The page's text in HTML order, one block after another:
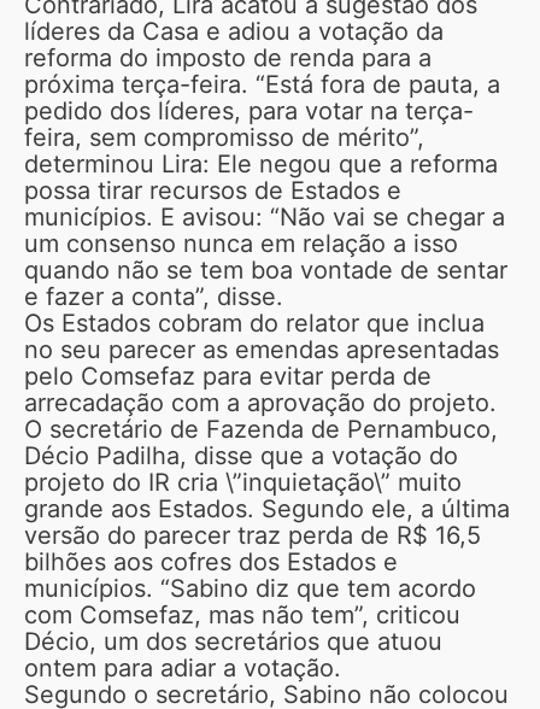
líderes da Casa e adiou a votação da
reforma do imposto de renda para a
próxima terça-feira. “Está fora de pauta, a
pedido dos líderes, para votar na terça-
feira, sem compromisso de mérito”,
determinou Lira: Ele negou que a reforma
possa tirar recursos de Estados e
municípios. E avisou: “Não vai se chegar a
um consenso nunca em relação a isso
quando não se tem boa vontade de sentar
e fazer a conta”, disse.
Os Estados cobram do relator que inclua
no seu parecer as emendas apresentadas
pelo Comsefaz para evitar perda de
arrecadação com a aprovação do projeto.
O secretário de Fazenda de Pernambuco,
Décio Padilha, disse que a votação do
projeto do IR cria \”inquietação\” muito
grande aos Estados. Segundo ele, a última
versão do parecer traz perda de R$ 16,5
bilhões aos cofres dos Estados e
municípios. “Sabino diz que tem acordo
com Comsefaz, mas não tem”, criticou
Décio, um dos secretários que atuou
ontem para adiar a votação.
Segundo o secretário, Sabino não colocou